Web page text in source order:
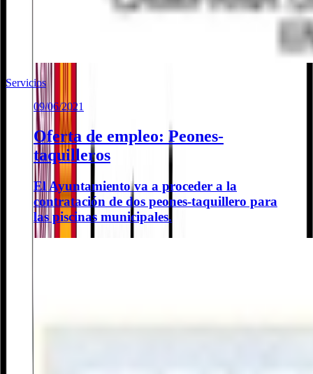
Servicios
09/06/2021
Oferta de empleo: Peones-
taquilleros
El Ayuntamiento va a proceder a la
contratación de dos peones-taquillero para
las piscinas municipales.